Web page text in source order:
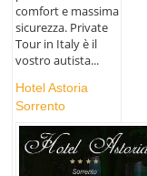
comfort e massima
sicurezza. Private
Tour in Italy è il
vostro autista...
Hotel Astoria
Sorrento